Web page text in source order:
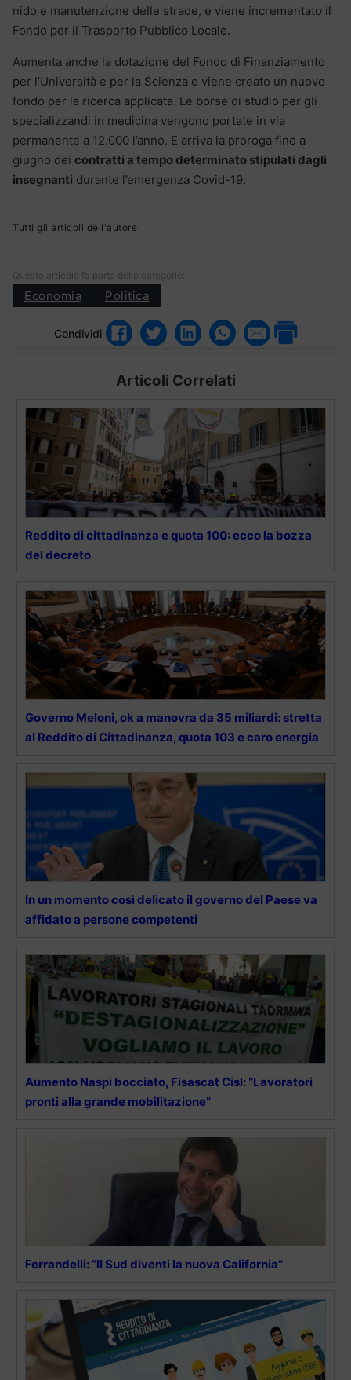
nido e manutenzione delle strade, e viene incrementato il
Fondo per il Trasporto Pubblico Locale.
Aumenta anche la dotazione del Fondo di Finanziamento
per l’Università e per la Scienza e viene creato un nuovo
fondo per la ricerca applicata. Le borse di studio per gli
specializzandi in medicina vengono portate in via
permanente a 12.000 l’anno. E arriva la proroga fino a
giugno dei contratti a tempo determinato stipulati dagli
insegnanti durante l’emergenza Covid-19.
Tutti gli articoli dell'autore
Questo articolo fa parte delle categorie:
Economia Politica
Condividi
Articoli Correlati
Reddito di cittadinanza e quota 100: ecco la bozza
del decreto
Governo Meloni, ok a manovra da 35 miliardi: stretta
al Reddito di Cittadinanza, quota 103 e caro energia
In un momento così delicato il governo del Paese va
affidato a persone competenti
Aumento Naspi bocciato, Fisascat Cisl: “Lavoratori
pronti alla grande mobilitazione”
Ferrandelli: “Il Sud diventi la nuova California”